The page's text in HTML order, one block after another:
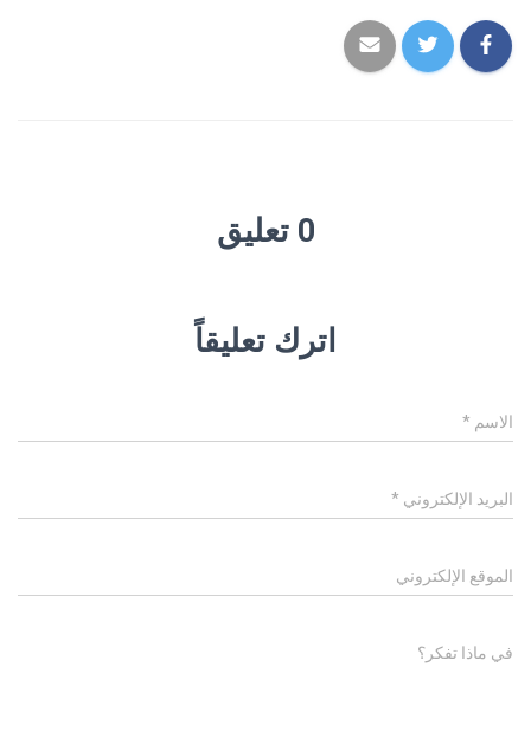
0 تعليق
اترك تعليقاً
الاسم *
البريد الإلكتروني *
الموقع الإلكتروني
في ماذا تفكر؟